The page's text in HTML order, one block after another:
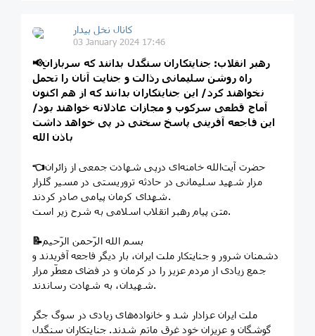
کانال نخل بیدار
03 January 2024 17:46
📢رهبر انقلاب: جنایتکاران سنگدل بدانند که سربازانِ
راه روشن سلیمانی رذالت و جنایت آنان را تحمل
نخواهند کرد/ این جنایتکاران بدانند که از هم اکنون
آماج قطعی سرکوب و مجازات عادلانه خواهند بود/
این فاجعه آفرینی پاسخ سختی در پی خواهد داشت
باذن الله
👈حضرت آیت‌الله خامنه‌ای درپی شهادت جمعی از زائران
مزار شهید سلیمانی در حادثه تروریستی در مسیر گلزار
شهدای کرمان پیامی صادر کردند.
متن پیام رهبر انقلاب اسلامی به شرح زیر است.
📝بسم الله الرّحمن الرّحیم
دشمنان شرور و جنایتکار ملت ایران،‌ بار دیگر فاجعه آفریدند و
جمع زیادی از مردم عزیز را در کرمان و در فضای معطّر مزار
شهیدان، به شهادت رساندند.
ملت ایران عزادار شد و خانواده‌های زیادی در سوگ جگر
گوشگان و عزیزان خود غرق ماتم شدند. جنایتکاران سنگدل